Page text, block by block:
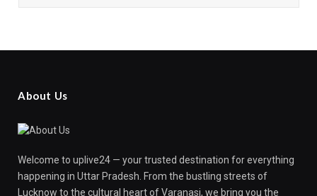
About Us
Welcome to uplive24 — your trusted destination for everything
happening in Uttar Pradesh. From the bustling streets of
Lucknow to the cultural heart of Varanasi, we bring you the